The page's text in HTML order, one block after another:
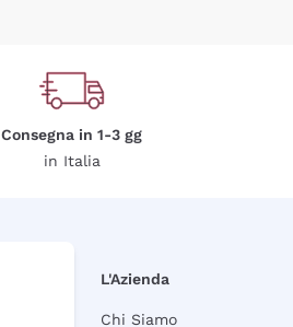
Consegna in 1-3 gg
in Italia
L'Azienda
Chi Siamo